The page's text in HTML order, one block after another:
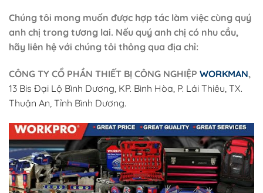
Chúng tôi mong muốn được hợp tác làm việc cùng quý
anh chị trong tương lai. Nếu quý anh chị có nhu cầu,
hãy liên hệ với chúng tôi thông qua địa chỉ:
CÔNG TY CỔ PHẦN THIẾT BỊ CÔNG NGHIỆP WORKMAN,
13 Bis Đại Lộ Bình Dương, KP. Bình Hòa, P. Lái Thiêu, TX.
Thuận An, Tỉnh Bình Dương.